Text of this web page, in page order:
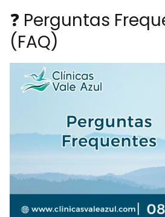
❓ Perguntas
(FAQ)